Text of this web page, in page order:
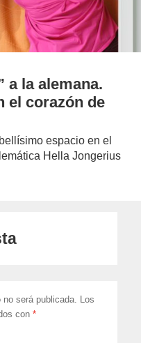
a la alemana.
el corazón de
espacio en el
Hella Jongerius
será publicada. Los
con*